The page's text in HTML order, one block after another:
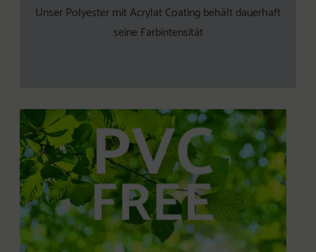
Unser Polyester mit Acrylat Coating behält dauerhaft
seine Farbintensität